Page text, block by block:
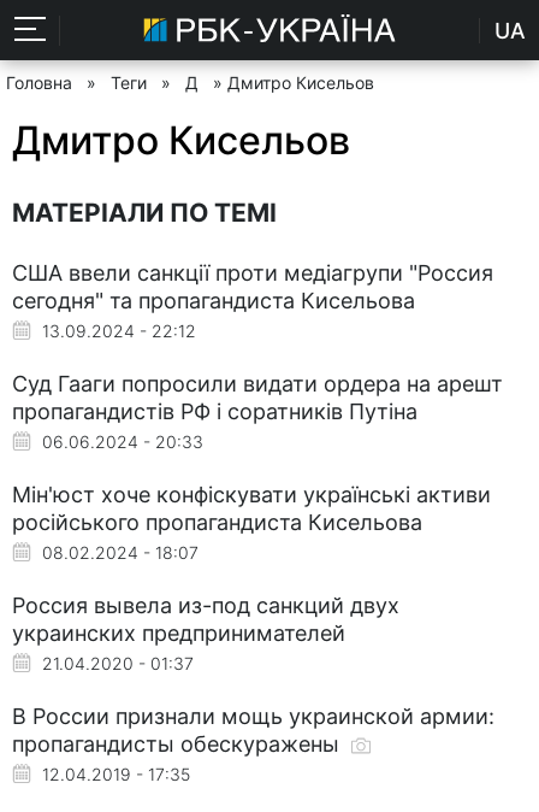
UA
Головна » Теги » Д » Дмитро Кисельов
Дмитро Кисельов
МАТЕРІАЛИ ПО ТЕМІ
США ввели санкції проти медіагрупи "Россия
сегодня" та пропагандиста Кисельова
13.09.2024 - 22:12
Суд Гааги попросили видати ордера на арешт
пропагандистів РФ і соратників Путіна
06.06.2024 - 20:33
Мін'юст хоче конфіскувати українські активи
російського пропагандиста Кисельова
08.02.2024 - 18:07
Россия вывела из-под санкций двух
украинских предпринимателей
21.04.2020 - 01:37
В России признали мощь украинской армии:
пропагандисты обескуражены
12.04.2019 - 17:35